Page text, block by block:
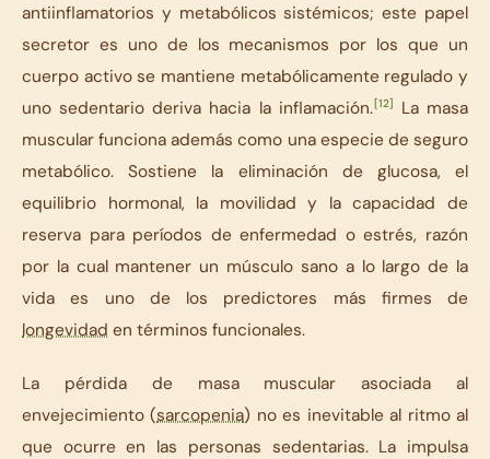
antiinflamatorios y metabólicos sistémicos; este papel
secretor es uno de los mecanismos por los que un
cuerpo activo se mantiene metabólicamente regulado y
uno sedentario deriva hacia la inflamación.[12]
La masa
muscular funciona además como una especie de seguro
metabólico. Sostiene la eliminación de glucosa, el
equilibrio hormonal, la movilidad y la capacidad de
reserva para períodos de enfermedad o estrés, razón
por la cual mantener un músculo sano a lo largo de la
vida es uno de los predictores más firmes de
longevidad en términos funcionales.
La pérdida de masa muscular asociada al
envejecimiento (sarcopenia) no es inevitable al ritmo al
que ocurre en las personas sedentarias. La impulsa